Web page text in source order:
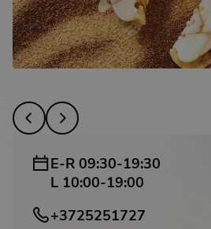
E-R 09:30-19:30
L 10:00-19:00
+3725251727